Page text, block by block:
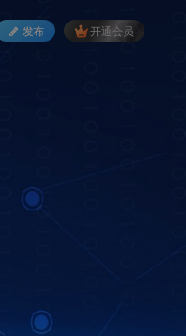
发布 开通会员